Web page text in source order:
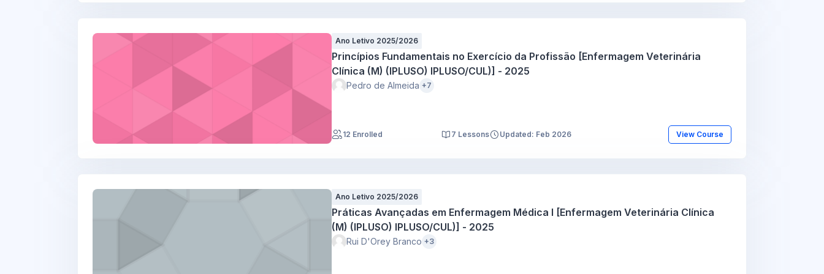
Ano Letivo 2025/2026
Princípios Fundamentais no Exercício da Profissão [Enfermagem Veterinária
Clínica (M) (IPLUSO) IPLUSO/CUL)] - 2025
Pedro de Almeida +7
12 Enrolled 7 Lessons Updated: Feb 2026 View Course
Ano Letivo 2025/2026
Práticas Avançadas em Enfermagem Médica I [Enfermagem Veterinária Clínica
(M) (IPLUSO) IPLUSO/CUL)] - 2025
Rui D'Orey Branco +3